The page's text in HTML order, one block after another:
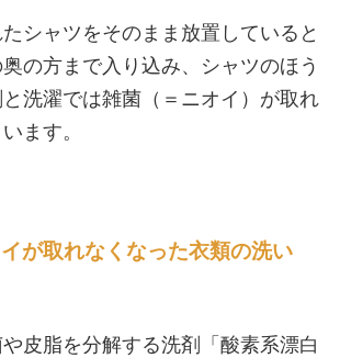
シャツをそのまま放置していると
の方まで入り込み、シャツのほう
洗濯では雑菌（＝ニオイ）が取れ
ます。
が取れなくなった衣類の洗い
皮脂を分解する洗剤「酸素系漂白